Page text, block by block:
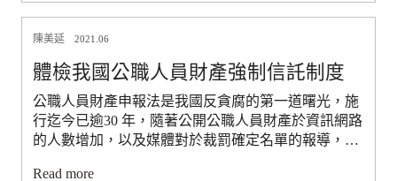
依承攬人瑕疵擔保責任之救濟方法主張救濟。本文同
時亦分析構成民法債編各種之債承攬人瑕疵擔保責任
方法間，於適用上之關係。
有監察人及董事會，由監察人獨立監督董事會。為因
應國際資本市場趨勢，我國上市櫃公司由 2006 年開
始引進由獨立董事組成之審計委員會，漸進式改革到
2022年上市櫃公司已為單軌制。但由雙軌制之獨立執
行職務監察人走向單軌合議之審計委員會制度引發適
用問題，近年來經營權爭奪市場上由獨立董事單獨召
開臨時股東會即為適例。2023 年 6 月立法院通過修正
定，限縮獨立董事單獨召集臨時股東會權限，但此一
陳美延 2021.06
體檢我國公職人員財產強制信託制度
公職人員財產申報法是我國反貪腐的第一道曙光，施
行迄今已逾30 年，隨著公開公職人員財產於資訊網路
的人數增加，以及媒體對於裁罰確定名單的報導，公
Read more